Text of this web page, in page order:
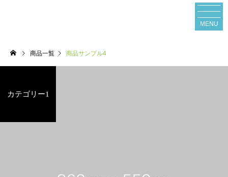
MENU
商品一覧 商品サンプル4
カテゴリー1